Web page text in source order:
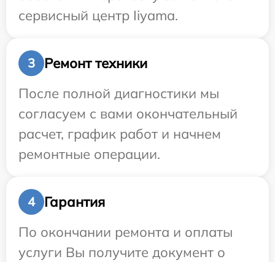
сервисный центр Iiyama.
3
Ремонт техники
После полной диагностики мы
согласуем с вами окончательный
расчет, график работ и начнем
ремонтные операции.
4
Гарантия
По окончании ремонта и оплаты
услуги Вы получите документ о